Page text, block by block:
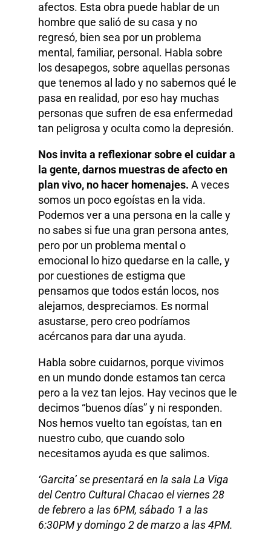
afectos. Esta obra puede hablar de un
hombre que salió de su casa y no
regresó, bien sea por un problema
mental, familiar, personal. Habla sobre
los desapegos, sobre aquellas personas
que tenemos al lado y no sabemos qué le
pasa en realidad, por eso hay muchas
personas que sufren de esa enfermedad
tan peligrosa y oculta como la depresión.
Nos invita a reflexionar sobre el cuidar a
la gente, darnos muestras de afecto en
plan vivo, no hacer homenajes.A veces
somos un poco egoístas en la vida.
Podemos ver a una persona en la calle y
no sabes si fue una gran persona antes,
pero por un problema mental o
emocional lo hizo quedarse en la calle, y
por cuestiones de estigma que
pensamos que todos están locos, nos
alejamos, despreciamos. Es normal
asustarse, pero creo podríamos
acércanos para dar una ayuda.
Habla sobre cuidarnos, porque vivimos
en un mundo donde estamos tan cerca
pero a la vez tan lejos. Hay vecinos que le
decimos “buenos días” y ni responden.
Nos hemos vuelto tan egoístas, tan en
nuestro cubo, que cuando solo
necesitamos ayuda es que salimos.
‘Garcita’ se presentará en la sala La Viga
del Centro Cultural Chacao el viernes 28
de febrero a las 6PM, sábado 1 a las
6:30PM y domingo 2 de marzo a las 4PM.